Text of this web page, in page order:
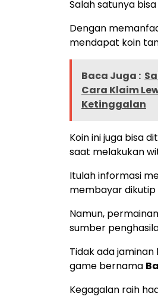
Salah satunya
Dengan
mendapat koin
Baca Juga :
Cara Klaim
Ketinggalan
Koin ini juga bisa
saat melakukan
Itulah informasi
membayar dikutip
Namun,
sumber
Tidak ada
game bernama
Kegagalan raih